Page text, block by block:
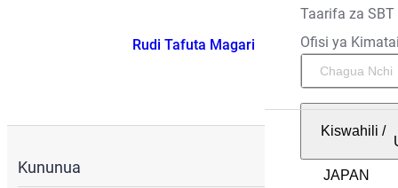
Taarifa za SBT
Ofisi ya
Kiswahili /
Rudi Tafuta Magari
Kununua